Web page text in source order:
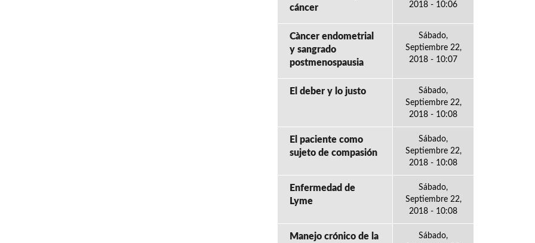
cáncer
2018 - 10:06
Càncer endometrial
y sangrado
postmenospausia
Sábado,
Septiembre 22,
2018 - 10:07
El deber y lo justo
Sábado,
Septiembre 22,
2018 - 10:08
El paciente como
sujeto de compasión
Sábado,
Septiembre 22,
2018 - 10:08
Enfermedad de
Lyme
Sábado,
Septiembre 22,
2018 - 10:08
Manejo crónico de la
Sábado,